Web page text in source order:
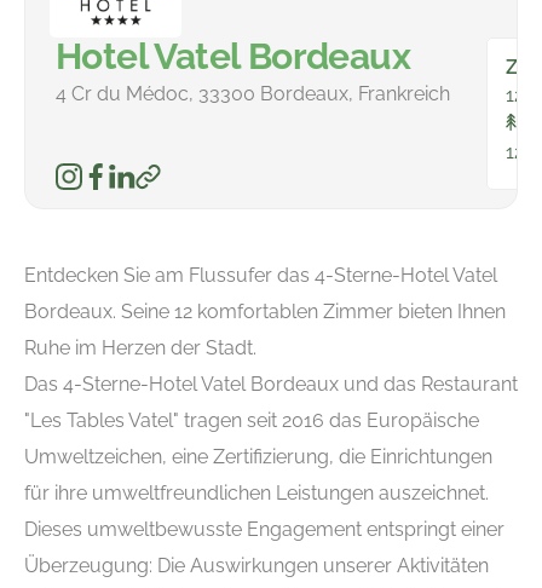
Hotel Vatel Bordeaux
4 Cr du Médoc, 33300 Bordeaux, Frankreich
12
122
Entdecken Sie am Flussufer das 4-Sterne-Hotel Vatel
Bordeaux. Seine 12 komfortablen Zimmer bieten Ihnen
Ruhe im Herzen der Stadt.
Das 4-Sterne-Hotel Vatel Bordeaux und das Restaurant
"Les Tables Vatel" tragen seit 2016 das Europäische
Umweltzeichen, eine Zertifizierung, die Einrichtungen
für ihre umweltfreundlichen Leistungen auszeichnet.
Dieses umweltbewusste Engagement entspringt einer
Überzeugung: Die Auswirkungen unserer Aktivitäten